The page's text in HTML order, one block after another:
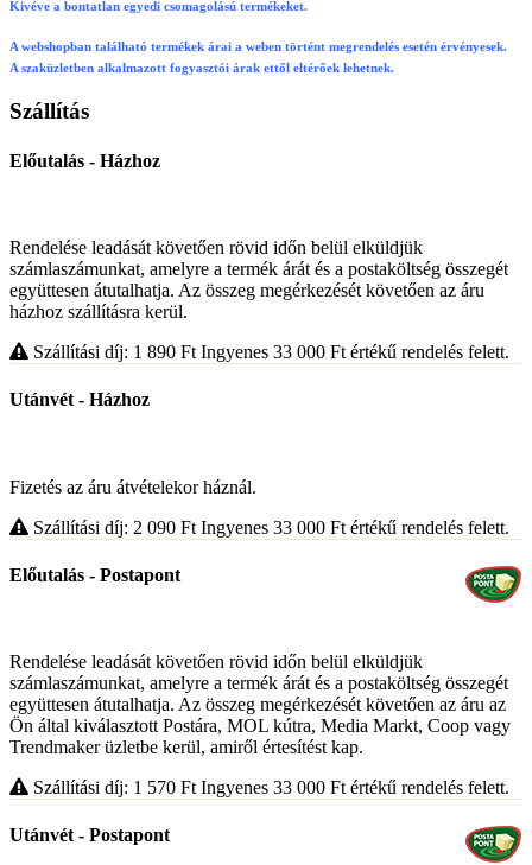
Kivéve a bontatlan egyedi csomagolású termékeket.
A webshopban található termékek árai a weben történt megrendelés esetén érvényesek.
A szaküzletben alkalmazott fogyasztói árak ettől eltérőek lehetnek.
Szállítás
Előutalás - Házhoz
Rendelése leadását követően rövid időn belül elküldjük
számlaszámunkat, amelyre a termék árát és a postaköltség összegét
együttesen átutalhatja. Az összeg megérkezését követően az áru
házhoz szállításra kerül.
Szállítási díj: 1 890 Ft Ingyenes 33 000 Ft értékű rendelés felett.
Utánvét - Házhoz
Fizetés az áru átvételekor háznál.
Szállítási díj: 2 090 Ft Ingyenes 33 000 Ft értékű rendelés felett.
Előutalás - Postapont
Rendelése leadását követően rövid időn belül elküldjük
számlaszámunkat, amelyre a termék árát és a postaköltség összegét
együttesen átutalhatja. Az összeg megérkezését követően az áru az
Ön által kiválasztott Postára, MOL kútra, Media Markt, Coop vagy
Trendmaker üzletbe kerül, amiről értesítést kap.
Szállítási díj: 1 570 Ft Ingyenes 33 000 Ft értékű rendelés felett.
Utánvét - Postapont